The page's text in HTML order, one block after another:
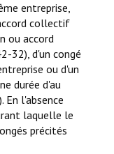
entreprise,
collectif
ou accord
32), d'un congé
ou d'un
durée d'au
En l'absence
laquelle le
précités